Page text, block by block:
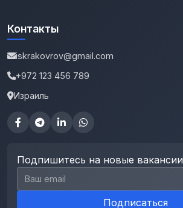
Контакты
iskrakovrov@gmail.com
+972 123 456 789
Израиль
Подпишитесь на новые вакансии
Email для подписки
Подписаться